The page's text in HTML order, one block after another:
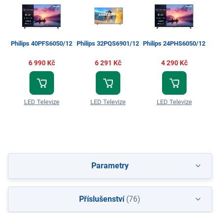
Philips 40PFS6050/12
6 990 Kč
LED Televize
Philips 32PQS6901/12
6 291 Kč
LED Televize
Philips 24PHS6050/12
4 290 Kč
LED Televize
Parametry
Příslušenství(76)